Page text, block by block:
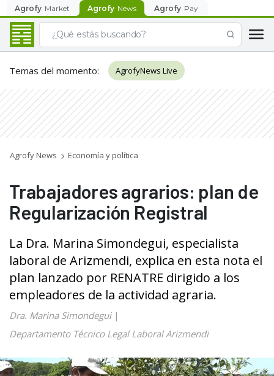
Agrofy Market Agrofy News Agrofy Pay
Temas del momento: AgrofyNews Live
Agrofy News Economía y política
Trabajadores agrarios: plan de
Regularización Registral
La Dra. Marina Simondegui, especialista
laboral de Arizmendi, explica en esta nota el
plan lanzado por RENATRE dirigido a los
empleadores de la actividad agraria.
Dra. Marina Simondegui|
Departamento Técnico Legal Laboral Arizmendi